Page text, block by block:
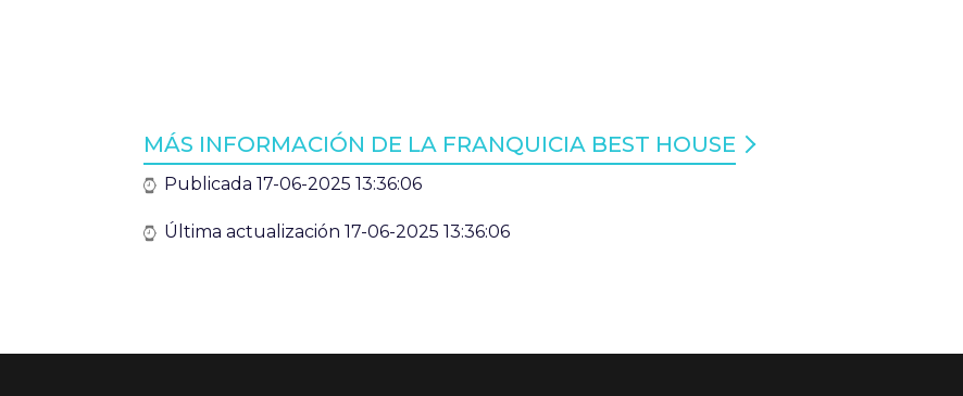
MÁS INFORMACIÓN DE LA FRANQUICIA BEST HOUSE
Publicada 17-06-2025 13:36:06
Última actualización 17-06-2025 13:36:06